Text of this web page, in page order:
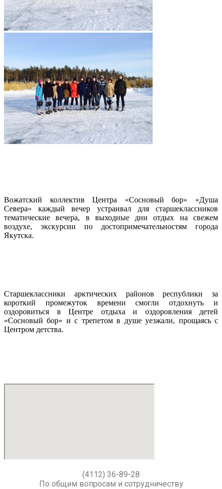
Вожатский коллектив Центра «Сосновый бор» «Душа
Севера» каждый вечер устраивал для старшеклассников
тематические вечера, в выходные дни отдых на свежем
воздухе, экскурсии по достопримечательностям города
Якутска.
Старшеклассники арктических районов республики за
короткий промежуток времени смогли отдохнуть и
оздоровиться в Центре отдыха и оздоровления детей
«Сосновый бор» и с трепетом в душе уезжали, прощаясь с
Центром детства.
(4112) 36-89-28
По общим вопросам и сотрудничеству